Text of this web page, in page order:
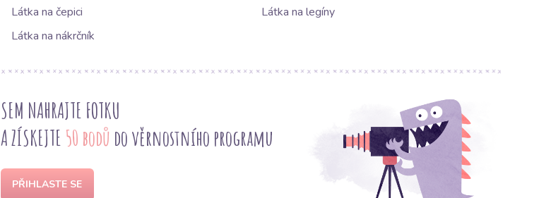
Látka na čepici
Látka na legíny
Látka na nákrčník
SEM NAHRAJTE FOTKU
A ZÍSKEJTE 50 bodů do věrnostního programu
PŘIHLASTE SE